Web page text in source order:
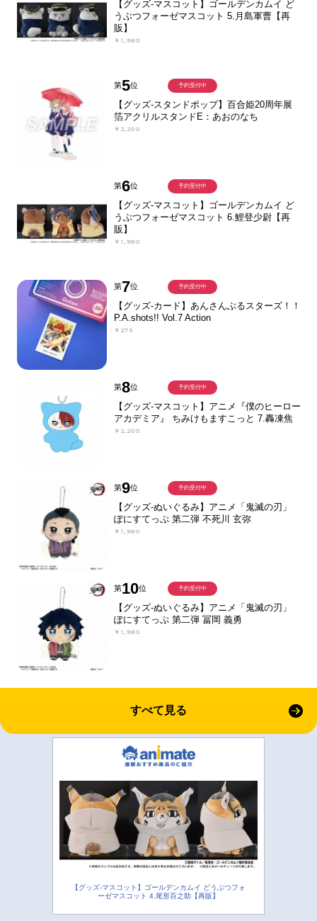
【グッズ-マスコット】ゴールデンカムイ ど
うぶつフォーゼマスコット 5.月島軍曹【再
販】
￥1,980
第5位
【グッズ-スタンドポップ】百合姫20周年展
箔アクリルスタンドE：あおのなち
￥2,200
予約受付中
第6位
【グッズ-マスコット】ゴールデンカムイ ど
うぶつフォーゼマスコット 6.鯉登少尉【再
販】
￥1,980
予約受付中
第7位
【グッズ-カード】あんさんぶるスターズ！！
P.A.shots!! Vol.7 Action
￥275
予約受付中
第8位
【グッズ-マスコット】アニメ『僕のヒーロー
アカデミア』 ちみけもますこっと 7.轟凍焦
￥2,200
予約受付中
第9位
【グッズ-ぬいぐるみ】アニメ「鬼滅の刃」
ぽにすてっぷ 第二弾 不死川 玄弥
￥1,980
予約受付中
第10位
【グッズ-ぬいぐるみ】アニメ「鬼滅の刃」
ぽにすてっぷ 第二弾 冨岡 義勇
￥1,980
予約受付中
すべて見る
【グッズ-マスコット】ゴールデンカムイ どうぶつフォ
ーゼマスコット 4.尾形百之助【再販】